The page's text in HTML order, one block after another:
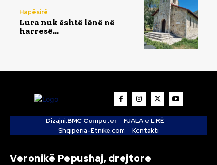
Hapësirë
Lura nuk është lënë në
harresë…
Dizajni:BMC Computer
FJALA e LIRË
Shqipëria-Etnike.com
Kontakti
Veronikë Pepushaj, drejtore